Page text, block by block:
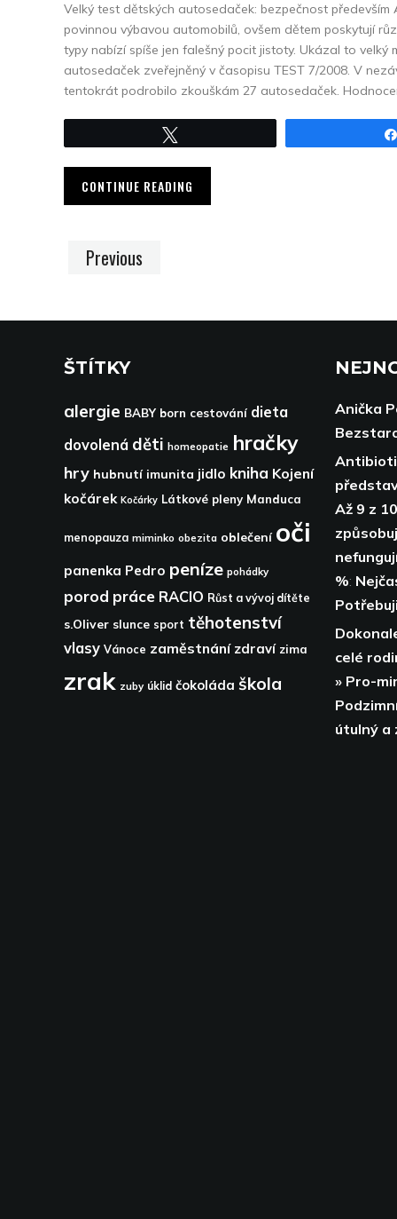
Velký test dětských autosedaček: bezpečnost především
povinnou výbavou automobilů, ovšem dětem poskytují
typy nabízí spíše jen falešný pocit jistoty. Ukázal to velký
autosedaček zveřejněný v časopisu TEST 7/2008. V
tentokrát podrobilo zkouškám 27 autosedaček.
CONTINUE READING
Previous
ŠTÍTKY
alergie BABY born cestování dieta
dovolená děti homeopatie hračky
hry hubnutí imunita jidlo kniha Kojení
kočárek Kočárky Látkové pleny Manduca
menopauza miminko obezita oblečení oči
panenka Pedro peníze pohádky
porod práce RACIO Růst a vývoj dítěte
s.Oliver slunce sport těhotenství
vlasy Vánoce zaměstnání zdraví zima
zrak zuby úklid čokoláda škola
Anička
Až 9 z
%:
celé
» Pro-
útulný a